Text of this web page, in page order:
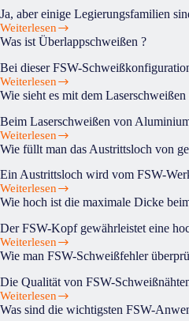
FSW-
Kopf
gesteuert?
die
Kraft
mit
dem
FSW-
Kopf
während
des
Schweißens
gesteuert?
Ja, aber einige Legierungsfamilien
Weiterlesen
Ist
Aluminium
Was ist Überlappschweißen ?
Bei dieser FSW-
Weiterlesen
Was
ist
?
Wie sieht es mit dem
Beim Laserschweißen von
Weiterlesen
Wie
sieht
es
mit
dem
Laserschweißen
der
Abdeckung
für
eine
Kühlplatte
aus?
Wie füllt man das Austrittsloch von
Ein Austrittsloch wird vom FSW-
Weiterlesen
Wie
füllt
man
das
Austrittsloch
von
geschweißtem
Material
in
FSW?
Wie hoch ist die maximale Dicke
Der FSW-Kopf gewährleistet eine
Weiterlesen
Wie
hoch
ist
die
maximale
Dicke
Wie man FSW-Schweißfehler
Die Qualität von FSW-
Weiterlesen
Wie
man
Was sind die wichtigsten FSW-